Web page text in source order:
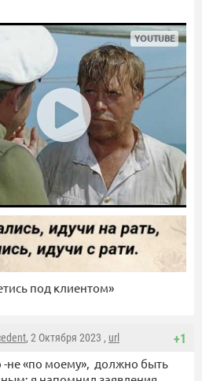
под клиентом»
+1
, 2 Октября 2023 , url
-не «по моему», должно быть